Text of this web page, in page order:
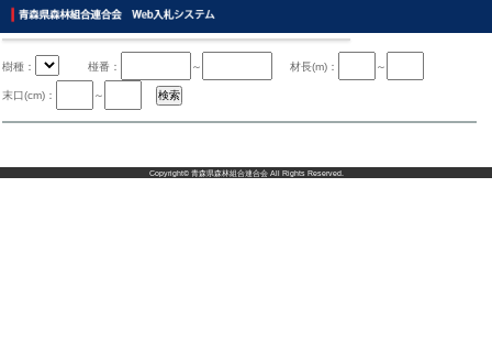
樹種： 椪番： ～ 材長(m)： ～
末口(cm)： ～
Copyright© 青森県森林組合連合会All Rights Reserved.